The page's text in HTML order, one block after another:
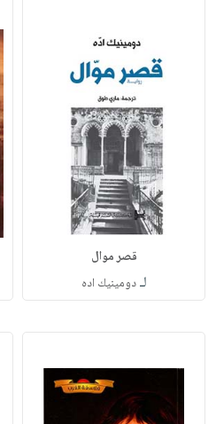
قصر موال
لـدومينيك اده